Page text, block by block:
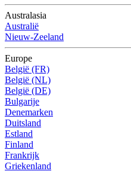
Australasia
Australië
Nieuw-Zeeland
Europe
België (FR)
België (NL)
België (DE)
Bulgarije
Denemarken
Duitsland
Estland
Finland
Frankrijk
Griekenland